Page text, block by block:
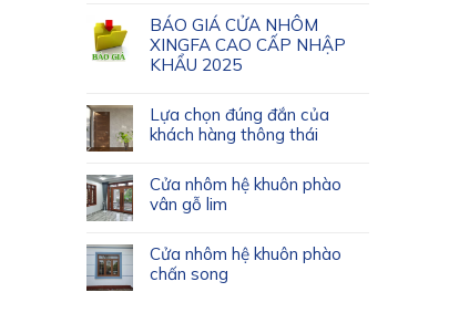
BÁO GIÁ CỬA NHÔM
XINGFA CAO CẤP NHẬP
KHẨU 2025
Lựa chọn đúng đắn của
khách hàng thông thái
Cửa nhôm hệ khuôn phào
vân gỗ lim
Cửa nhôm hệ khuôn phào
chấn song